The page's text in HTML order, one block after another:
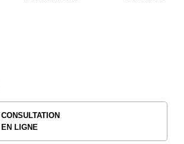
CONSULTATION
EN LIGNE